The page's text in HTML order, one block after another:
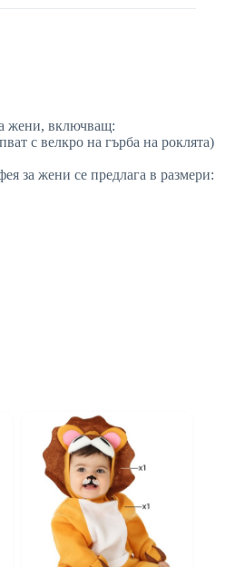
жени, включващ:
с велкро на гърба на роклята)
за жени се предлага в размери: